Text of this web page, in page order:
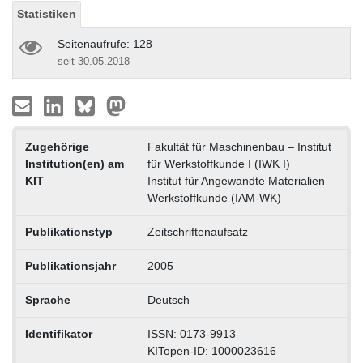
Statistiken
Seitenaufrufe: 128
seit 30.05.2018
Zugehörige
Institution(en) am
KIT
Fakultät für Maschinenbau – Institut
für Werkstoffkunde I (IWK I)
Institut für Angewandte Materialien –
Werkstoffkunde (IAM-WK)
Publikationstyp Zeitschriftenaufsatz
Publikationsjahr 2005
Sprache Deutsch
Identifikator
ISSN: 0173-9913
KITopen-ID: 1000023616